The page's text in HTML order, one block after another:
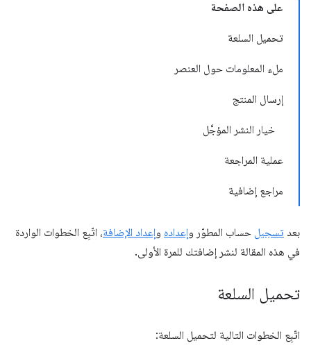
على هذه الصفحة
تحميل السلعة
ملء المعلومات حول العنصر
إرسال المنتج
خيار النشر المؤجَّل
عملية المراجعة
مراجع إضافية
بعد تسجيل حساب المطوّر وإعداده وإعداد الإضافة، اتّبِع الخطوات الواردة
في هذه المقالة لنشر إضافتك للمرة الأولى.
تحميل السلعة
اتّبِع الخطوات التالية لتحميل السلعة: